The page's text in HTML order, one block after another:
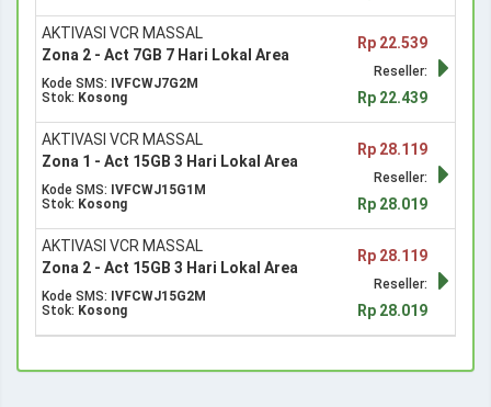
AKTIVASI VCR MASSAL
Zona 2 - Act 7GB 7 Hari Lokal Area
Kode SMS: IVFCWJ7G2M
Stok: Kosong
Rp 22.539
Reseller:
Rp 22.439
AKTIVASI VCR MASSAL
Zona 1 - Act 15GB 3 Hari Lokal Area
Kode SMS: IVFCWJ15G1M
Stok: Kosong
Rp 28.119
Reseller:
Rp 28.019
AKTIVASI VCR MASSAL
Zona 2 - Act 15GB 3 Hari Lokal Area
Kode SMS: IVFCWJ15G2M
Stok: Kosong
Rp 28.119
Reseller:
Rp 28.019